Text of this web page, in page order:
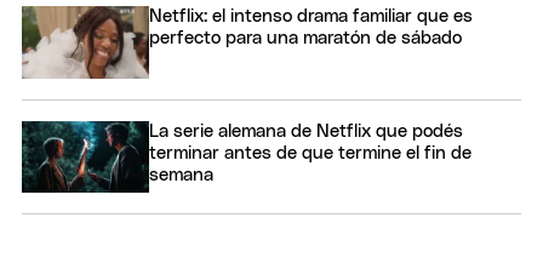
Netflix: el intenso drama familiar que es
perfecto para una maratón de sábado
La serie alemana de Netflix que podés
terminar antes de que termine el fin de
semana